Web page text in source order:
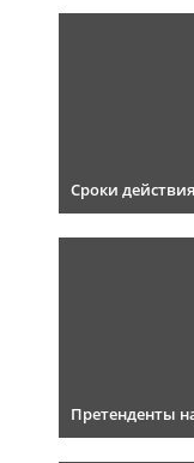
Сроки
Претенденты